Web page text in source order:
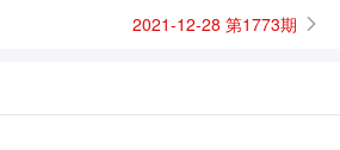
2021-12-28 第1773期